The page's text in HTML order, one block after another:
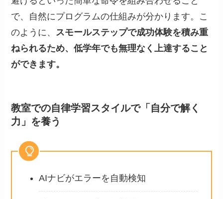
で、自然にプログラムの仕組みが分かります。こ
のように、 スモールステップで成功体験を積み重
ねられるため、低学年でも無理なく上達すること
ができます。
教室での自律学習スタイルで「自分で解く
力」を養う
AIナビがエラーを自動検知